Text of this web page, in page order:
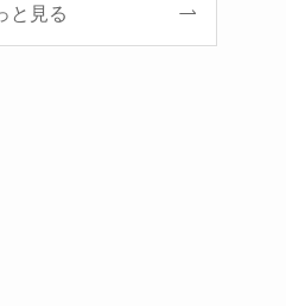
と見る